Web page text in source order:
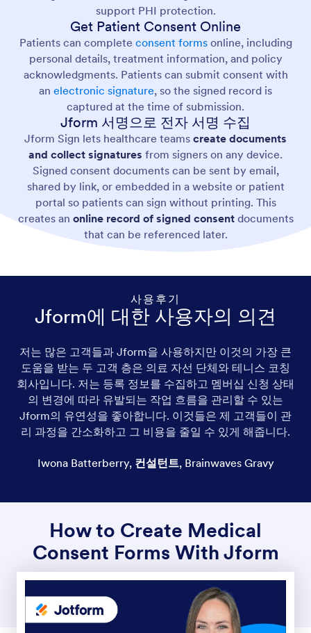
support PHI protection.
Get Patient Consent Online
Patients can complete consent formsonline, including
personal details, treatment information, and policy
acknowledgments. Patients can submit consent with
an electronic signature, so the signed record is
captured at the time of submission.
Jform 서명으로 전자 서명 수집
Jform Sign lets healthcare teams create documents
and collect signatures from signers on any device.
Signed consent documents can be sent by email,
shared by link, or embedded in a website or patient
portal so patients can sign without printing. This
creates an online record of signed consentdocuments
that can be referenced later.
사용후기
Jform에 대한 사용자의 의견
저는 많은 고객들과 Jform을 사용하지만 이것의 가장 큰
도움을 받는 두 고객 층은 의료 자선 단체와 테니스 코칭
회사입니다. 저는 등록 정보를 수집하고 멤버십 신청 상태
의 변경에 따라 유발되는 작업 흐름을 관리할 수 있는
Jform의 유연성을 좋아합니다. 이것들은 제 고객들이 관
리 과정을 간소화하고 그 비용을 줄일 수 있게 해줍니다.
Iwona Batterberry, 컨설턴트, Brainwaves Gravy
How to Create Medical
Consent Forms With Jform